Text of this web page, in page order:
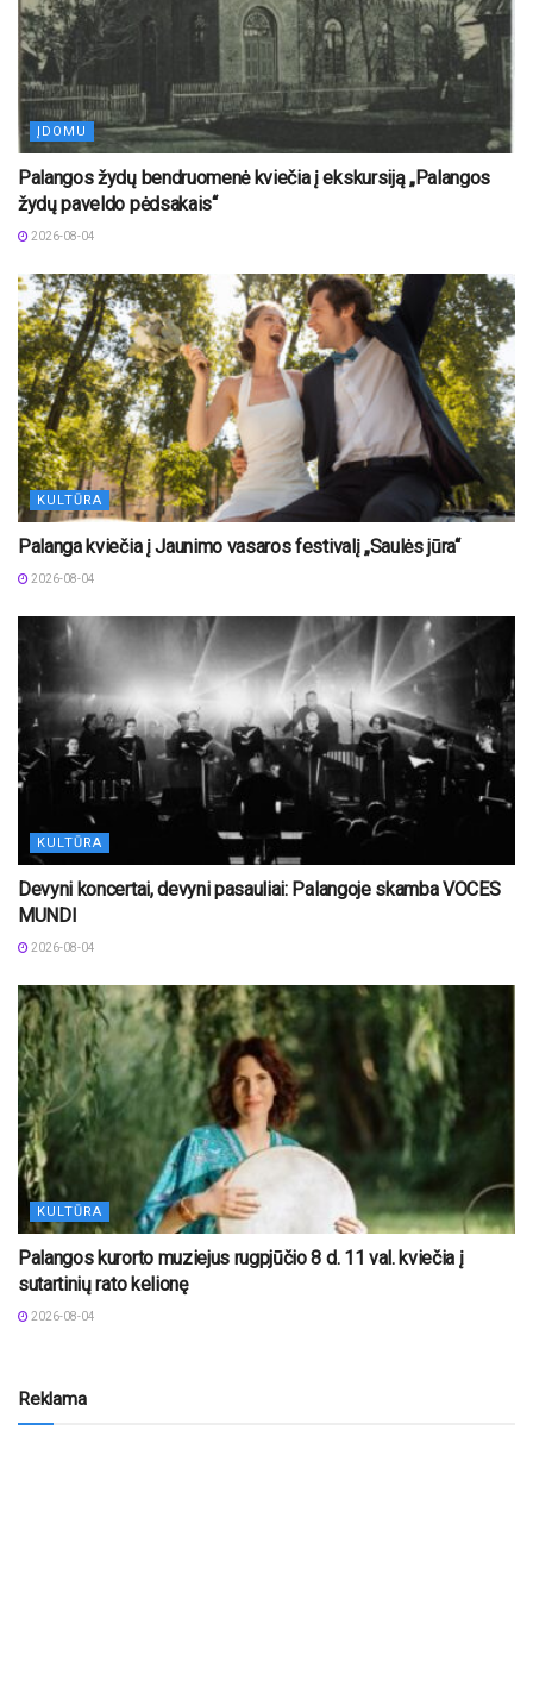
ĮDOMU
Palangos žydų bendruomenė kviečia į ekskursiją „Palangos
žydų paveldo pėdsakais“
2026-08-04
KULTŪRA
Palanga kviečia į Jaunimo vasaros festivalį „Saulės jūra“
2026-08-04
KULTŪRA
Devyni koncertai, devyni pasauliai: Palangoje skamba VOCES
MUNDI
2026-08-04
KULTŪRA
Palangos kurorto muziejus rugpjūčio 8 d. 11 val. kviečia į
sutartinių rato kelionę
2026-08-04
Reklama